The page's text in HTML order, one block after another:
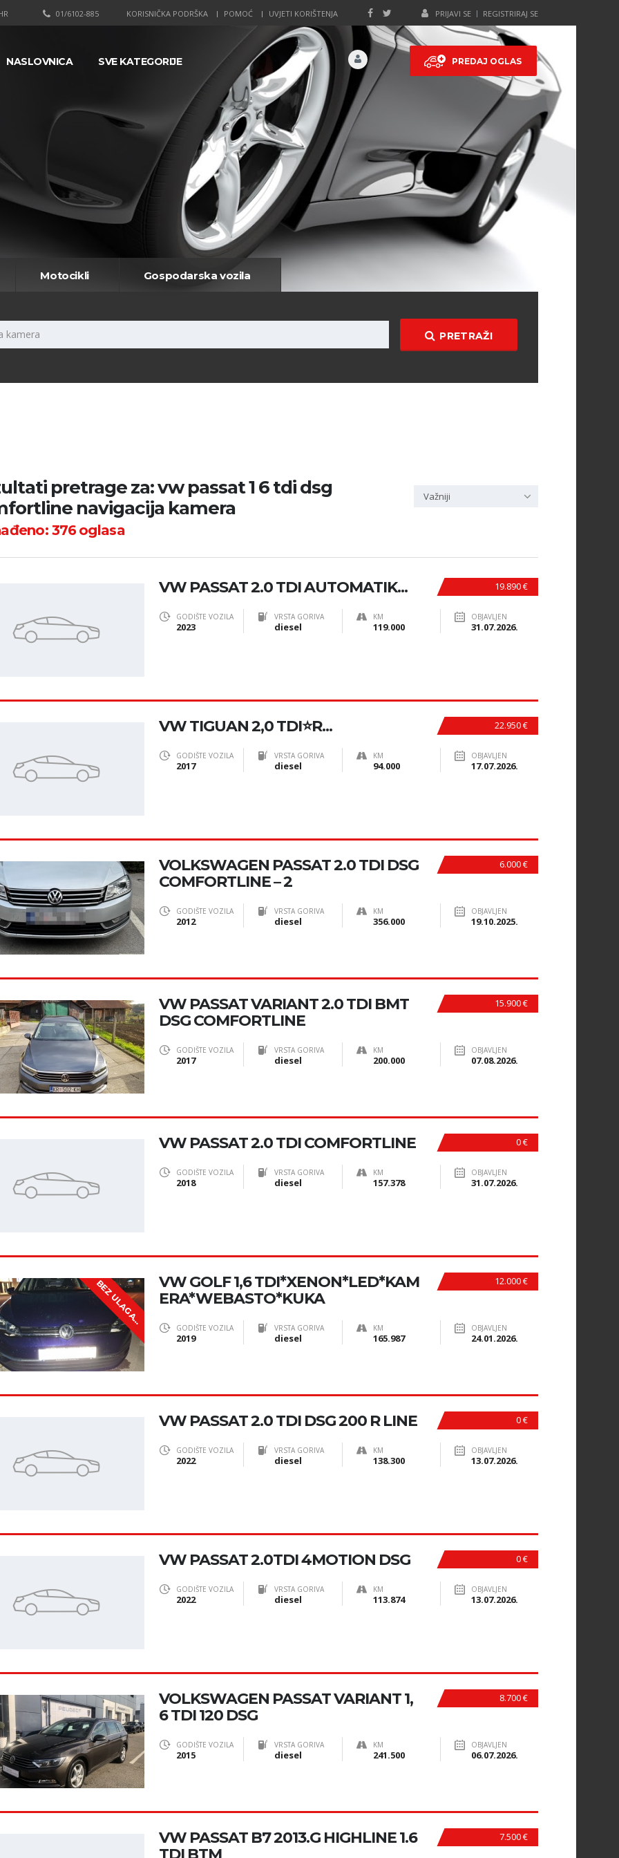
PRIJAVI SE REGISTRIRAJ SE
KORISNIČKA PODRŠKA POMOĆ UVJETI KORIŠTENJA
01/6102-885
PREDAJ OGLAS
NASLOVNICA SVE KATEGORIJE
Motocikli Gospodarska vozila
PRETRAŽI
pretrage za: vw passat 1 6 tdi dsg
navigacija kamera
376oglasa
Važniji
19.890 €
VW PASSAT 2.0 TDI AUTOMATIK...
GODIŠTE VOZILA
2023
VRSTA GORIVA
diesel
KM
119.000
OBJAVLJEN
31.07.2026.
22.950 €
VW TIGUAN 2,0 TDI⭐R...
GODIŠTE VOZILA
2017
VRSTA GORIVA
diesel
KM
94.000
OBJAVLJEN
17.07.2026.
6.000 €
VOLKSWAGEN PASSAT 2.0 TDI DSG
COMFORTLINE – 2
GODIŠTE VOZILA
2012
VRSTA GORIVA
diesel
KM
356.000
OBJAVLJEN
19.10.2025.
15.900 €
VW PASSAT VARIANT 2.0 TDI BMT
DSG COMFORTLINE
GODIŠTE VOZILA
2017
VRSTA GORIVA
diesel
KM
200.000
OBJAVLJEN
07.08.2026.
0 €
VW PASSAT 2.0 TDI COMFORTLINE
GODIŠTE VOZILA
2018
VRSTA GORIVA
diesel
KM
157.378
OBJAVLJEN
31.07.2026.
B
E
Z
U
L
A
G
A
N
J
A
!
12.000 €
VW GOLF 1,6 TDI*XENON*LED*KAM
ERA*WEBASTO*KUKA
GODIŠTE VOZILA
2019
VRSTA GORIVA
diesel
KM
165.987
OBJAVLJEN
24.01.2026.
0 €
VW PASSAT 2.0 TDI DSG 200 R LINE
GODIŠTE VOZILA
2022
VRSTA GORIVA
diesel
KM
138.300
OBJAVLJEN
13.07.2026.
0 €
VW PASSAT 2.0TDI 4MOTION DSG
GODIŠTE VOZILA
2022
VRSTA GORIVA
diesel
KM
113.874
OBJAVLJEN
13.07.2026.
8.700 €
VOLKSWAGEN PASSAT VARIANT 1,
6 TDI 120 DSG
GODIŠTE VOZILA
2015
VRSTA GORIVA
diesel
KM
241.500
OBJAVLJEN
06.07.2026.
7.500 €
VW PASSAT B7 2013.G HIGHLINE 1.6
TDI BTM